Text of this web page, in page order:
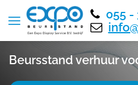
055 -
Beursstand verhuur